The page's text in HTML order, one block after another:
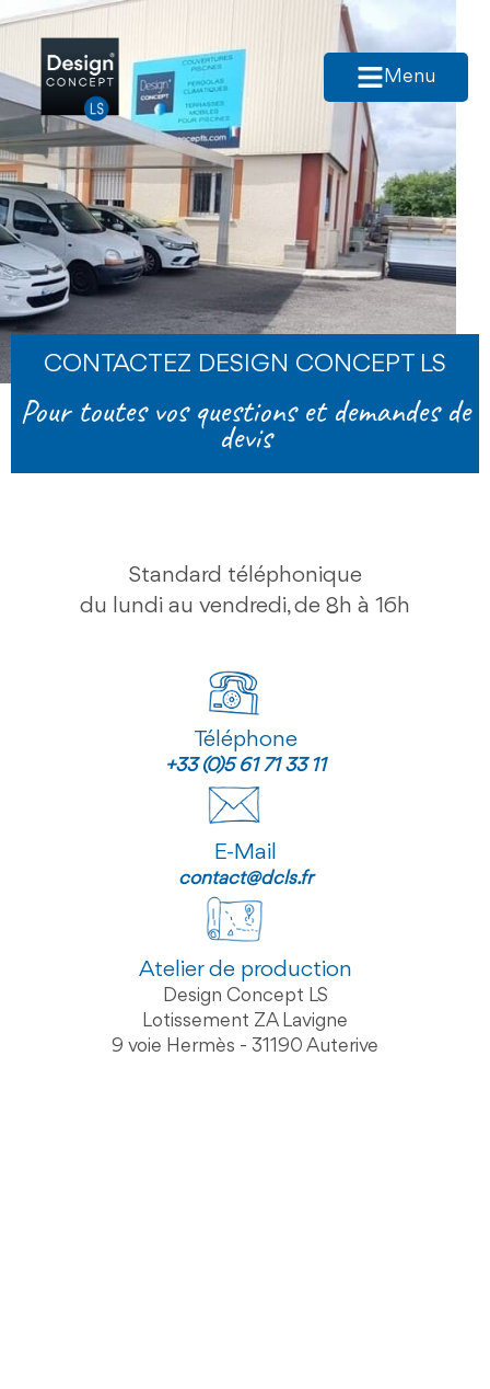
Menu
CONTACTEZ DESIGN CONCEPT LS
Pour toutes vos questions et demandes de
devis
Standard téléphonique
du lundi au vendredi, de 8h à 16h
Téléphone
+33 (0)5 61 71 33 11
E-Mail
contact@dcls.fr
Atelier de production
Design Concept LS
Lotissement ZA Lavigne
9 voie Hermès - 31190 Auterive